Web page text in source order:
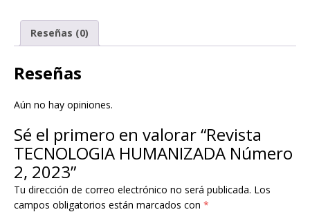
Reseñas (0)
Reseñas
Aún no hay opiniones.
Sé el primero en valorar “Revista
TECNOLOGIA HUMANIZADA Número
2, 2023”
Tu dirección de correo electrónico no será publicada. Los
campos obligatorios están marcados con *